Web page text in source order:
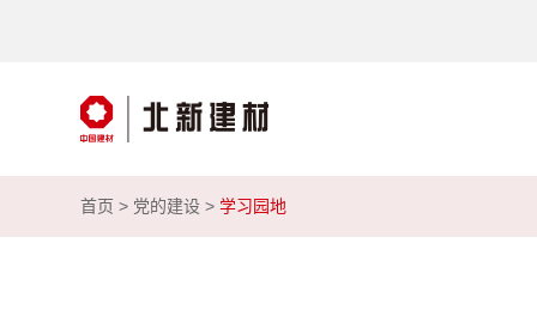
首页 > 党的建设 > 学习园地